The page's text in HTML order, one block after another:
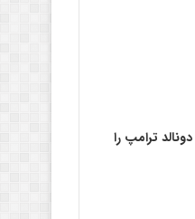
ترامپ را